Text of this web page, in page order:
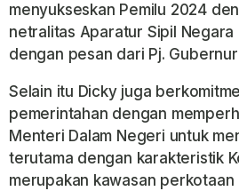
menyukseskan Pemilu 2024
netralitas Aparatur Sipil Negara
dengan pesan dari Pj.
Selain itu Dicky juga
pemerintahan dengan
Menteri Dalam Negeri untuk
terutama dengan karakteristik
merupakan kawasan perkotaan